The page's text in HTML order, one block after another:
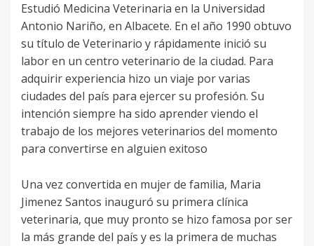
Estudió Medicina Veterinaria en la Universidad
Antonio Nariño, en Albacete. En el año 1990 obtuvo
su título de Veterinario y rápidamente inició su
labor en un centro veterinario de la ciudad. Para
adquirir experiencia hizo un viaje por varias
ciudades del país para ejercer su profesión. Su
intención siempre ha sido aprender viendo el
trabajo de los mejores veterinarios del momento
para convertirse en alguien exitoso
Una vez convertida en mujer de familia, Maria
Jimenez Santos inauguró su primera clínica
veterinaria, que muy pronto se hizo famosa por ser
la más grande del país y es la primera de muchas